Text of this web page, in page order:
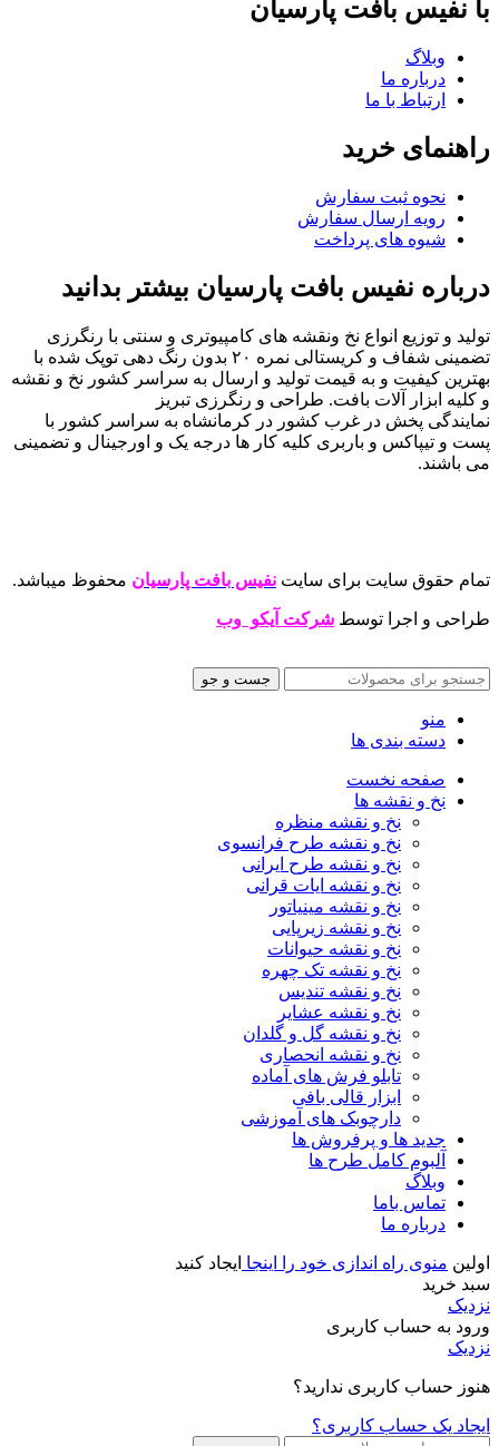
با نفیس بافت پارسیان
وبلاگ
درباره ما
ارتباط با ما
راهنمای خرید
نحوه ثبت سفارش
رویه ارسال سفارش
شیوه های پرداخت
درباره نفیس بافت پارسیان بیشتر بدانید
تولید و توزیع انواع نخ ونقشه های کامپیوتری و سنتی با رنگرزی
تضمینی شفاف و کریستالی نمره ۲۰ بدون رنگ دهی توپک شده با
بهترین کیفیت و به قیمت تولید و ارسال به سراسر کشور نخ و نقشه
و کلیه ابزار آلات بافت. طراحی و رنگرزی تبریز
نمایندگی پخش در غرب کشور در کرمانشاه به سراسر کشور با
پست و تیپاکس و باربری کلیه کار ها درجه یک و اورجینال و تضمینی
می باشند.
تمام حقوق سایت برای سایت نفیس بافت پارسیان محفوظ میباشد.
طراحی و اجرا توسط شرکت آیکو وب
جست و جو
منو
دسته بندی ها
صفحه نخست
نخ و نقشه ها
نخ و نقشه منظره
نخ و نقشه طرح فرانسوی
نخ و نقشه طرح ایرانی
نخ و نقشه ایات قرانی
نخ و نقشه مینیاتور
نخ و نقشه زیرپایی
نخ و نقشه حیوانات
نخ و نقشه تک چهره
نخ و نقشه تندیس
نخ و نقشه عشایر
نخ و نقشه گل و گلدان
نخ و نقشه انحصاری
تابلو فرش های آماده
ابزار قالی بافی
دارچوبک های آموزشی
جدید ها و پرفروش ها
آلبوم کامل طرح ها
وبلاگ
تماس باما
درباره ما
اولین منوی راه اندازی خود را اینجا ایجاد کنید
سبد خرید
نزدیک
ورود به حساب کاربری
نزدیک
هنوز حساب کاربری ندارید؟
ایجاد یک حساب کاربری؟